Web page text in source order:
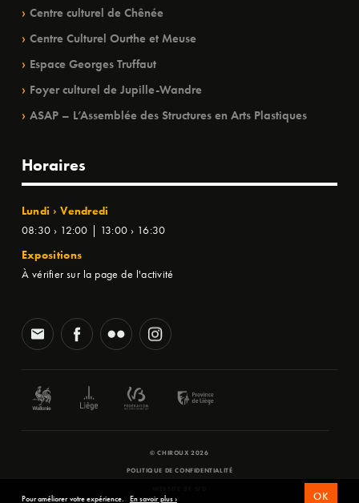
Centre culturel de Chênée
Centre Culturel Ourthe et Meuse
Espace Georges Truffaut
Foyer culturel de Jupille-Wandre
ASAP – L’Assemblée des Structures en Arts Plastiques
Horaires
Lundi › Vendredi
08:30 › 12:00 | 13:00 › 16:30
Expositions
À vérifier sur la page de l'activité
© CHIROUX 2026
POLITIQUE DE CONFIDENTIALITÉ
Pour améliorer votre expérience. En savoir plus › OK